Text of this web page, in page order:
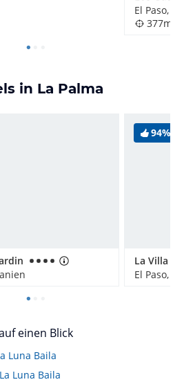
El Paso,
377m
in La Palma
94%
La Villa
El Paso,
einen Blick
Luna Baila
Luna Baila